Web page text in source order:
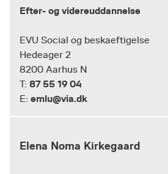
Efter- og videreuddannelse
EVU Social og beskaeftigelse
Hedeager 2
8200 Aarhus N
T: 87 55 19 04
E: emlu@via.dk
Elena Noma Kirkegaard